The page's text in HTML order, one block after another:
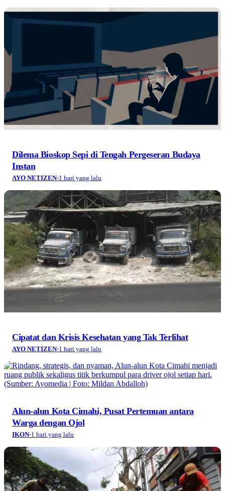
Dilema Bioskop Sepi di Tengah Pergeseran Budaya
Instan
AYO NETIZEN·1 hari yang lalu
Cipatat dan Krisis Kesehatan yang Tak Terlihat
AYO NETIZEN·1 hari yang lalu
Alun-alun Kota Cimahi, Pusat Pertemuan antara
Warga dengan Ojol
IKON·1 hari yang lalu